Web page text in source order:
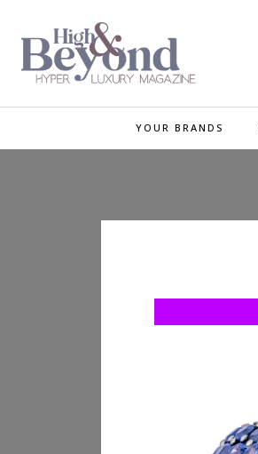
YOUR BRANDS